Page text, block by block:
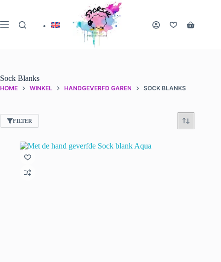
de
inhoud
Sock Blanks
HOME WINKEL HANDGEVERFD GAREN SOCK BLANKS
FILTER